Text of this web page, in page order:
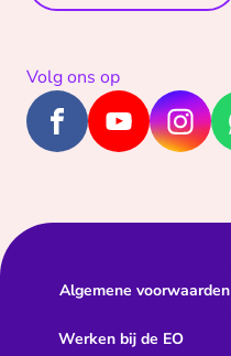
Volg ons op
Algemene voorwaarden
Werken bij de EO